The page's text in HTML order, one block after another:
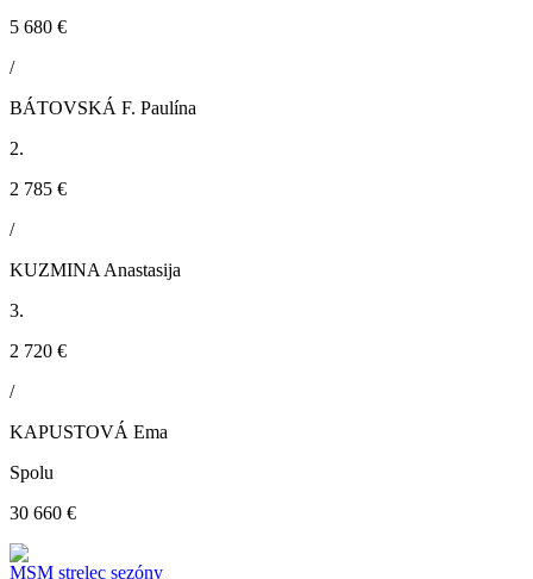
5 680 €
/
BÁTOVSKÁ F. Paulína
2.
2 785 €
/
KUZMINA Anastasija
3.
2 720 €
/
KAPUSTOVÁ Ema
Spolu
30 660 €
MSM strelec sezóny